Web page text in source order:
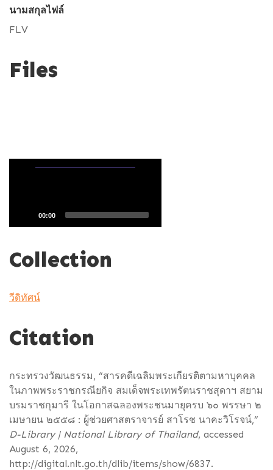
นามสกุลไฟล์
FLV
Files
y
r
00:00
Collection
วีดิทัศน์
Citation
กระทรวงวัฒนธรรม, “สารคดีเฉลิมพระเกียรติตามหาบุคคล
ในภาพพระราชกรณียกิจ สมเด็จพระเทพรัตนราชสุดาฯ สยาม
บรมราชกุมารี ในโอกาสฉลองพระชนมายุครบ ๖๐ พรรษา ๒
เมษายน ๒๕๕๘ : ผู้ช่วยศาสตราจารย์ สาโรช นาคะวิโรจน์,”
D-Library | National Library of Thailand, accessed
August 6, 2026,
http://digital.nlt.go.th/dlib/items/show/6837.